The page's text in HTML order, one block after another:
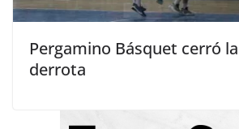
Pergamino Básquet cerró
derrota